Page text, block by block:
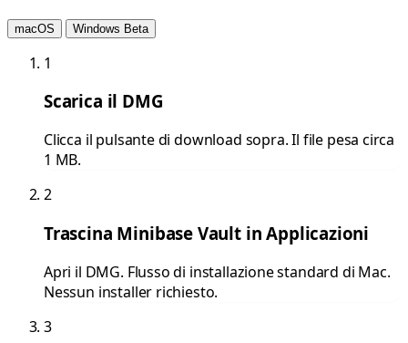
macOS Windows Beta
1
Scarica il DMG
Clicca il pulsante di download sopra. Il file pesa circa
1 MB.
2
Trascina Minibase Vault in Applicazioni
Apri il DMG. Flusso di installazione standard di Mac.
Nessun installer richiesto.
3